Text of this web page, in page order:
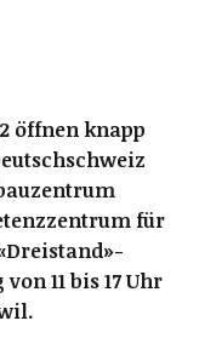
öffnen knapp
für
11 bis 17 Uhr